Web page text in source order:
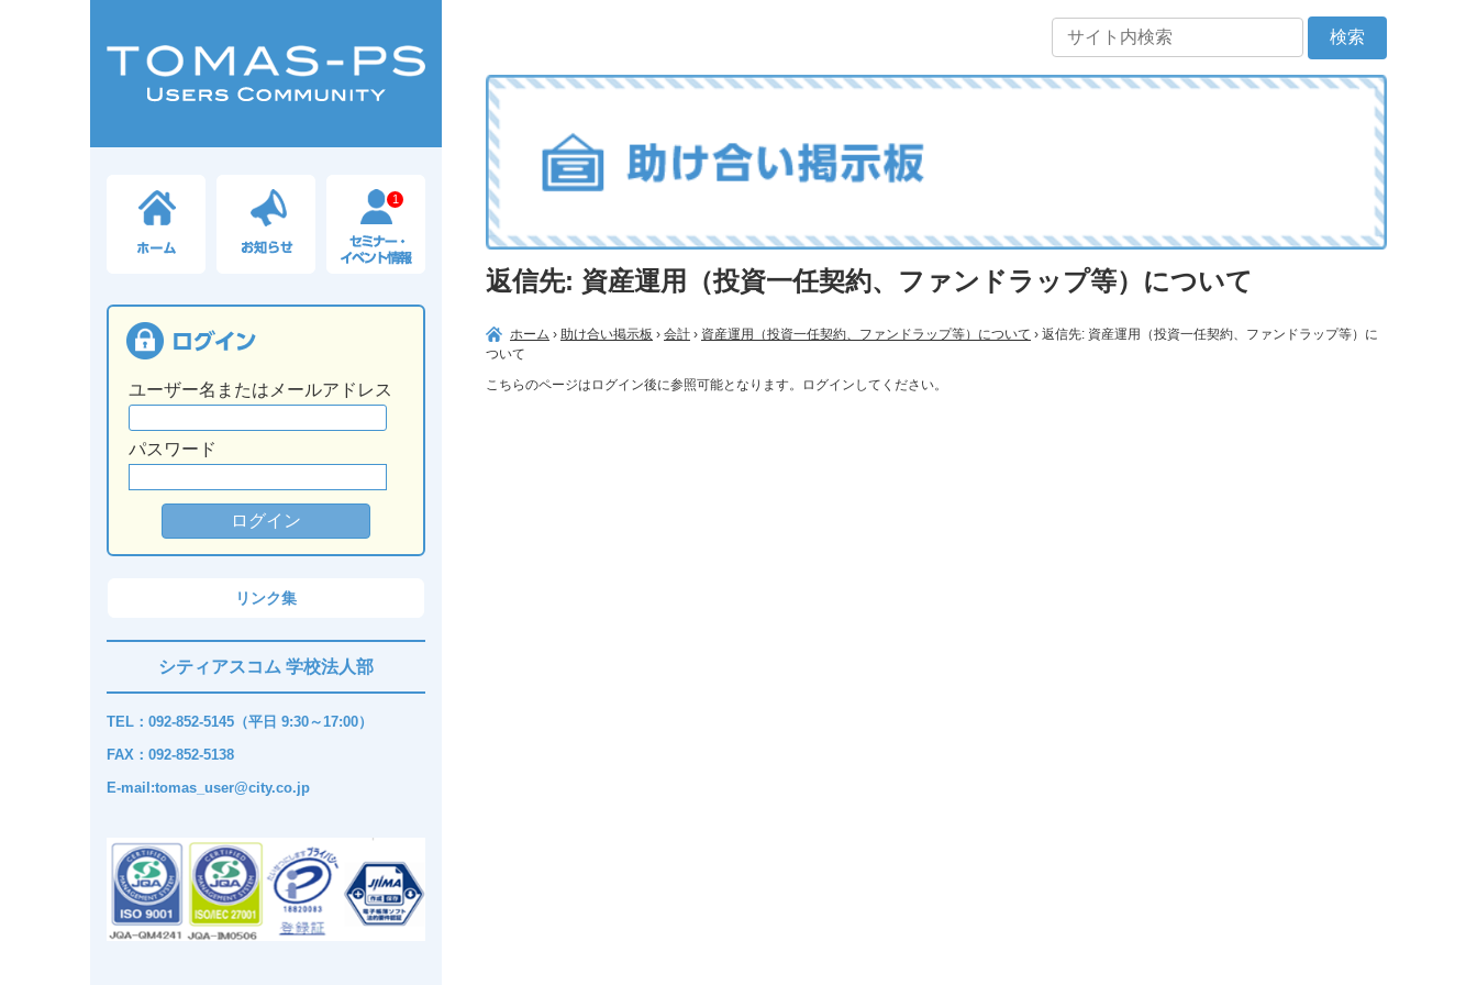
1
ユーザー名またはメールアドレス
パスワード
リンク集
シティアスコム 学校法人部
TEL：092-852-5145（平日 9:30～17:00）
FAX：092-852-5138
E-mail:tomas_user@city.co.jp
返信先: 資産運用（投資一任契約、ファンドラップ等）について
ホーム › 助け合い掲示板 › 会計 › 資産運用（投資一任契約、ファンドラップ等）について › 返信先: 資産運用（投資一任契約、ファンドラップ等）に
ついて
こちらのページはログイン後に参照可能となります。ログインしてください。